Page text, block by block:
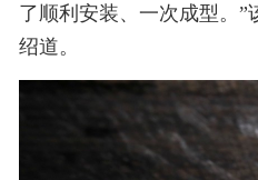
了顺利安装、一次成型。”
绍道。